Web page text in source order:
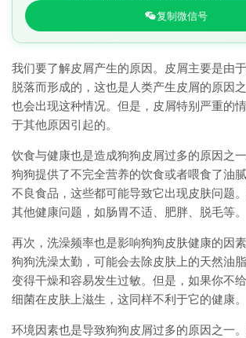
复制微信号
我们要了解皮屑产生的原因。皮屑主要是由
脱落而形成的，这也是人类产生皮屑的原因
也会出现这种情况。但是，皮屑特别严重的
于其他原因引起的。
饮食与健康也是造成狗狗皮屑过多的原因之
狗狗提供了不完全营养的饮食或者喂食了油
不良食品，这些都可能导致它出现皮肤问题
其他健康问题，如肠胃不适、肥胖、脱毛等。
再次，洗澡频率也是影响狗狗皮肤健康的因
狗狗洗澡太勤，可能会去除皮肤上的天然油
变得干燥和容易发生过敏。但是，如果你不
细菌在皮肤上滋生，这同样不利于它的健康。
环境因素也是导致狗狗皮屑过多的原因之一